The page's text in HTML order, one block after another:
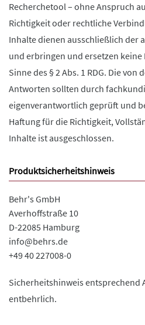
Recherchetool – ohne Anspruch
Richtigkeit oder rechtliche
Inhalte dienen ausschließlich der
und erbringen und ersetzen
Sinne des § 2 Abs. 1 RDG. Die von
Antworten sollten durch
eigenverantwortlich geprüft und
Haftung für die Richtigkeit,
Inhalte ist ausgeschlossen.
Produktsicherheitshinweis
Behr's GmbH
Averhoffstraße 10
D-22085 Hamburg
info@behrs.de
+49 40 227008-0
Sicherheitshinweis entsprechend
entbehrlich.